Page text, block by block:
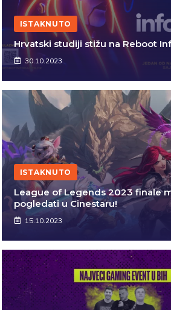
ISTAKNUTO
Hrvatski studiji stižu na Reboot
30.10.2023
ISTAKNUTO
League of Legends 2023 finale
pogledati u Cinestaru!
15.10.2023